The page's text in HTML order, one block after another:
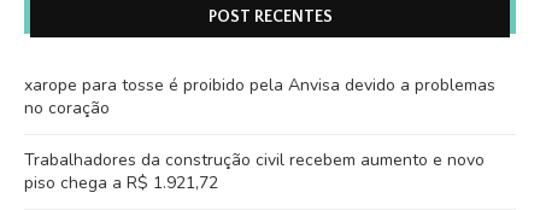
POST RECENTES
xarope para tosse é proibido pela Anvisa devido a problemas
no coração
Trabalhadores da construção civil recebem aumento e novo
piso chega a R$ 1.921,72